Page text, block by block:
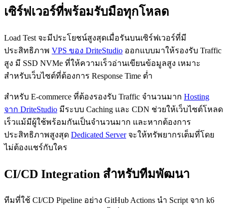
เซิร์ฟเวอร์ที่พร้อมรับมือทุกโหลด
Load Test จะมีประโยชน์สูงสุดเมื่อรันบนเซิร์ฟเวอร์ที่มี
ประสิทธิภาพ VPS ของ DriteStudio ออกแบบมาให้รองรับ Traffic
สูง มี SSD NVMe ที่ให้ความเร็วอ่านเขียนข้อมูลสูง เหมาะ
สำหรับเว็บไซต์ที่ต้องการ Response Time ต่ำ
สำหรับ E-commerce ที่ต้องรองรับ Traffic จำนวนมาก Hosting
จาก DriteStudio มีระบบ Caching และ CDN ช่วยให้เว็บไซต์โหลด
เร็วแม้มีผู้ใช้พร้อมกันเป็นจำนวนมาก และหากต้องการ
ประสิทธิภาพสูงสุด Dedicated Serverจะให้ทรัพยากรเต็มที่โดย
ไม่ต้องแชร์กับใคร
CI/CD Integration สำหรับทีมพัฒนา
ทีมที่ใช้ CI/CD Pipeline อย่าง GitHub Actions นำ Script จาก k6